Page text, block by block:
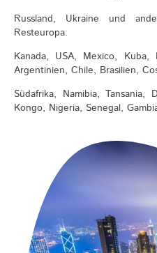
Russland, Ukraine und
Resteuropa.
Kanada, USA, Mexico, Kuba,
Argentinien, Chile, Brasilien,
Südafrika, Namibia,
Kongo, Nigeria, Senegal,